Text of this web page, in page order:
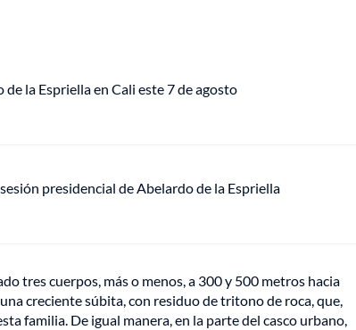
la Espriella en Cali este 7 de agosto
presidencial de Abelardo de la Espriella
tres cuerpos, más o menos, a 300 y 500 metros hacia
creciente súbita, con residuo de tritono de roca, que,
familia. De igual manera, en la parte del casco urbano,